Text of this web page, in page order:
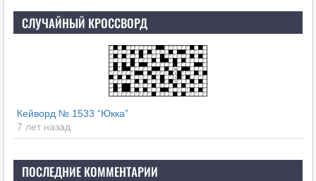
СЛУЧАЙНЫЙ КРОССВОРД
Кейворд № 1533 “Юкка”
7 лет назад
ПОСЛЕДНИЕ КОММЕНТАРИИ